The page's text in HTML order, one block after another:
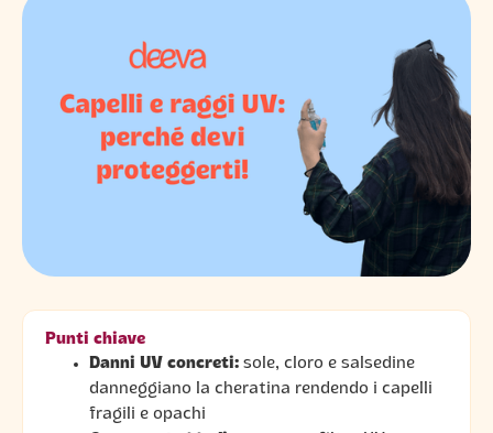
Punti chiave
Danni UV concreti: sole, cloro e salsedine
danneggiano la cheratina rendendo i capelli
fragili e opachi